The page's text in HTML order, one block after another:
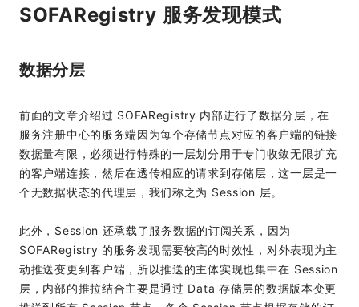
SOFARegistry 服务发现模式
数据分层
前面的文章介绍过 SOFARegistry 内部进行了数据分层，在
服务注册中心的服务端因为每个存储节点对应的客户端的链接
数据量有限，必须进行特殊的一层划分用于专门收敛无限扩充
的客户端连接，然后在透传相应的请求到存储层，这一层是一
个无数据状态的代理层，我们称之为 Session 层。
此外，Session 还承载了服务数据的订阅关系，因为
SOFARegistry 的服务发现需要较高的时效性，对外表现为主
动推送变更到客户端，所以推送的主体实现也集中在 Session
层，内部的推拉结合主要是通过 Data 存储层的数据版本变更